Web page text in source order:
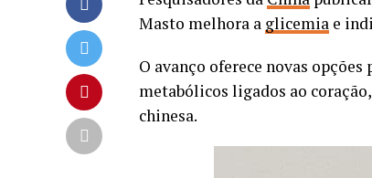
Masto melhora a glicemia e
O avanço oferece novas
metabólicos ligados ao
chinesa.